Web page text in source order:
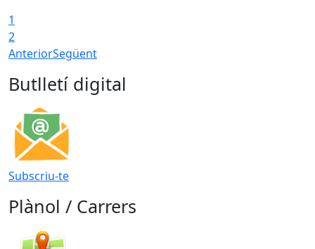
1
2
AnteriorSegüent
Butlletí digital
Subscriu-te
Plànol / Carrers